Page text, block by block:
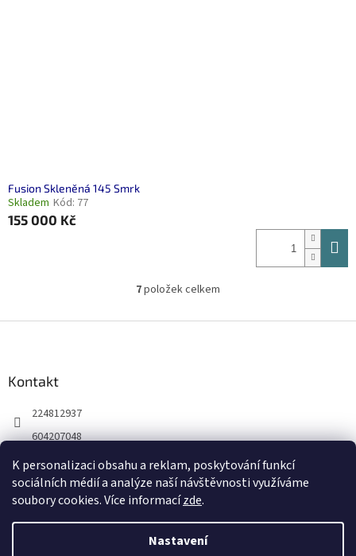
K personalizaci obsahu a reklam, poskytování funkcí
sociálních médií a analýze naší návštěvnosti využíváme
soubory cookies. Více informacízde.
Nastavení
Fusion Skleněná 145 Smrk
Skladem Kód: 77
155 000 Kč
O
l
r
k
y
v
ý
p
i
7položek celkem
Kontakt
224812937
604207048